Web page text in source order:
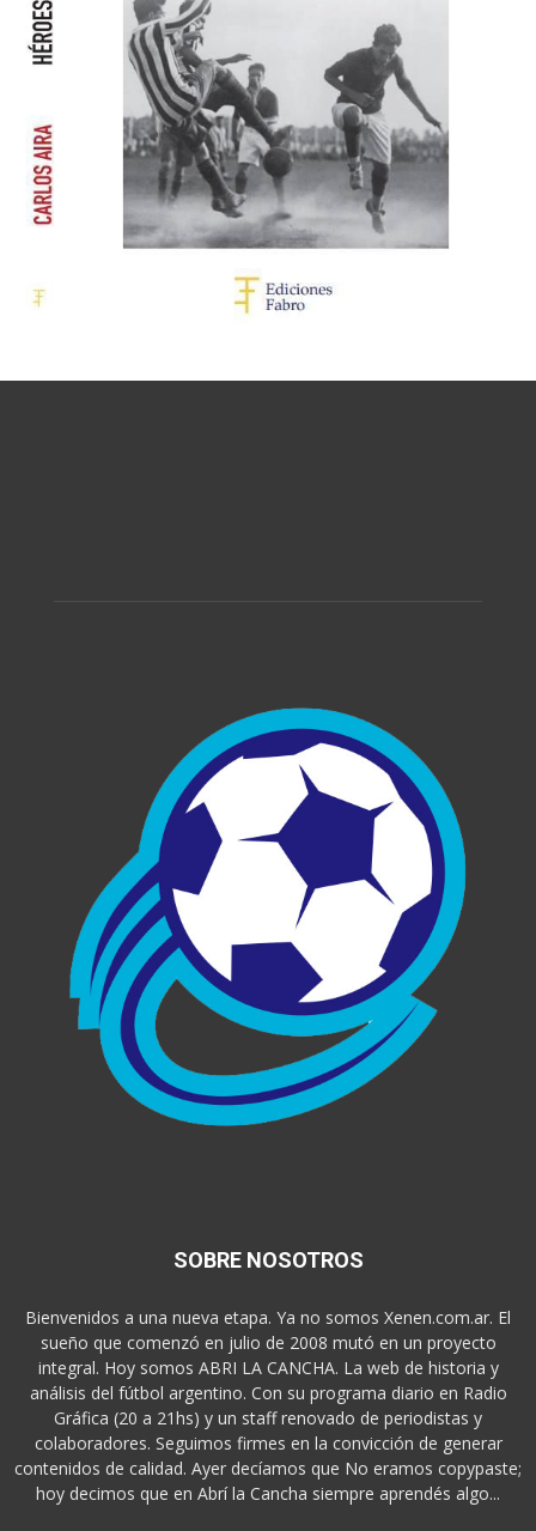
SOBRE NOSOTROS
Bienvenidos a una nueva etapa. Ya no somos Xenen.com.ar. El
sueño que comenzó en julio de 2008 mutó en un proyecto
integral. Hoy somos ABRI LA CANCHA. La web de historia y
análisis del fútbol argentino. Con su programa diario en Radio
Gráfica (20 a 21hs) y un staff renovado de periodistas y
colaboradores. Seguimos firmes en la convicción de generar
contenidos de calidad. Ayer decíamos que No eramos copypaste;
hoy decimos que en Abrí la Cancha siempre aprendés algo...